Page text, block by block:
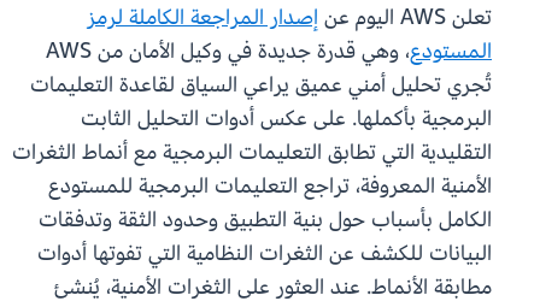
تعلن AWS اليوم عن
إصدار المراجعة الكاملة لرمز
المستودع
، وهي قدرة جديدة في وكيل الأمان من AWS
تُجري تحليل أمني عميق يراعي السياق لقاعدة التعليمات
البرمجية بأكملها. على عكس أدوات التحليل الثابت
التقليدية التي تطابق التعليمات البرمجية مع أنماط الثغرات
الأمنية المعروفة، تراجع التعليمات البرمجية للمستودع
الكامل بأسباب حول بنية التطبيق وحدود الثقة وتدفقات
البيانات للكشف عن الثغرات النظامية التي تفوتها أدوات
مطابقة الأنماط. عند العثور على الثغرات الأمنية، يُنشئ